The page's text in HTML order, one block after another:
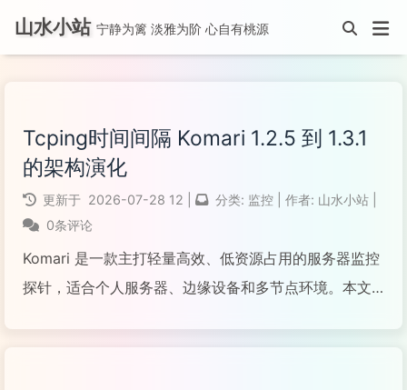
山水小站 宁静为篱 淡雅为阶 心自有桃源
Tcping时间间隔 Komari 1.2.5 到 1.3.1
的架构演化
更新于 2026-07-28 12 分类: 监控 作者: 山水小站
0条评论
Komari 是一款主打轻量高效、低资源占用的服务器监控
探针，适合个人服务器、边缘设备和多节点环境。本文